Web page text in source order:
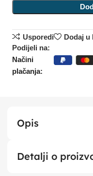
Usporedi
Dodaj u
Podijeli na:
Načini
plačanja:
Opis
Detalji o